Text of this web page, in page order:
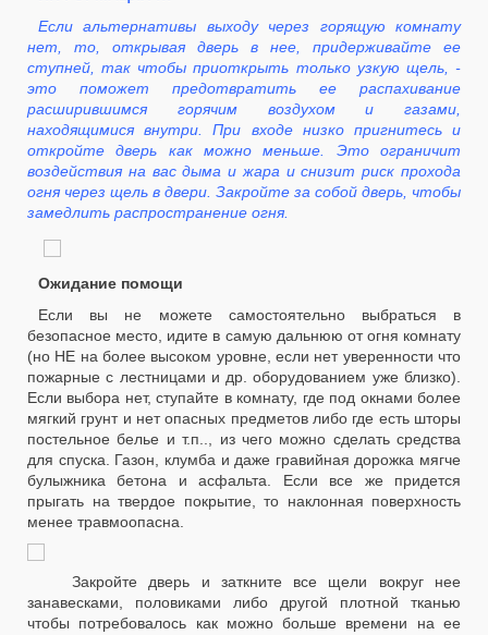
Если альтернативы выходу через горящую комнату
нет, то, открывая дверь в нее, придерживайте ее
ступней, так чтобы приоткрыть только узкую щель, -
это поможет предотвратить ее распахивание
расширившимся горячим воздухом и газами,
находящимися внутри. При входе низко пригнитесь и
откройте дверь как можно меньше. Это ограничит
воздействия на вас дыма и жара и снизит риск прохода
огня через щель в двери. Закройте за собой дверь, чтобы
замедлить распространение огня.
Ожидание помощи
Если вы не можете самостоятельно выбраться в
безопасное место, идите в самую дальнюю от огня комнату
(но НЕ на более высоком уровне, если нет уверенности что
пожарные с лестницами и др. оборудованием уже близко).
Если выбора нет, ступайте в комнату, где под окнами более
мягкий грунт и нет опасных предметов либо где есть шторы
постельное белье и т.п.., из чего можно сделать средства
для спуска. Газон, клумба и даже гравийная дорожка мягче
булыжника бетона и асфальта. Если все же придется
прыгать на твердое покрытие, то наклонная поверхность
менее травмоопасна.
Закройте дверь и заткните все щели вокруг нее
занавесками, половиками либо другой плотной тканью
чтобы потребовалось как можно больше времени на ее